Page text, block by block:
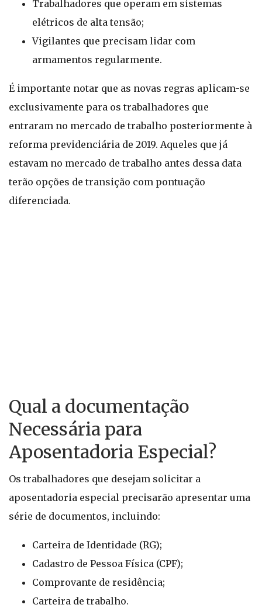
Trabalhadores que operam em sistemas
elétricos de alta tensão;
Vigilantes que precisam lidar com
armamentos regularmente.
É importante notar que as novas regras aplicam-se
exclusivamente para os trabalhadores que
entraram no mercado de trabalho posteriormente à
reforma previdenciária de 2019. Aqueles que já
estavam no mercado de trabalho antes dessa data
terão opções de transição com pontuação
diferenciada.
Qual a documentação
Necessária para
Aposentadoria Especial?
Os trabalhadores que desejam solicitar a
aposentadoria especial precisarão apresentar uma
série de documentos, incluindo:
Carteira de Identidade (RG);
Cadastro de Pessoa Física (CPF);
Comprovante de residência;
Carteira de trabalho.